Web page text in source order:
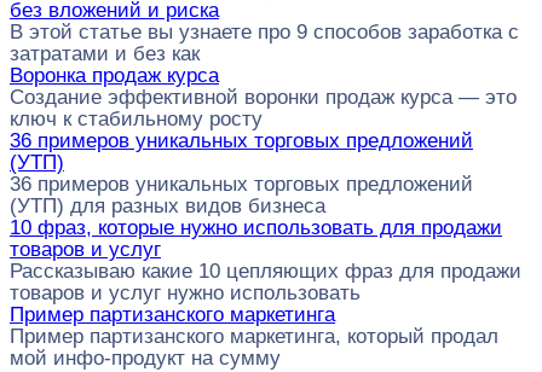
без вложений и риска
В этой статье вы узнаете про 9 способов заработка с
затратами и без как
Воронка продаж курса
Создание эффективной воронки продаж курса — это
ключ к стабильному росту
36 примеров уникальных торговых предложений
(УТП)
36 примеров уникальных торговых предложений
(УТП) для разных видов бизнеса
10 фраз, которые нужно использовать для продажи
товаров и услуг
Рассказываю какие 10 цепляющих фраз для продажи
товаров и услуг нужно использовать
Пример партизанского маркетинга
Пример партизанского маркетинга, который продал
мой инфо-продукт на сумму